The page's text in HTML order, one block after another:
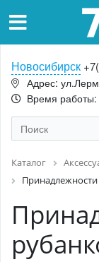
Новосибирск
Адрес:
Время
Каталог